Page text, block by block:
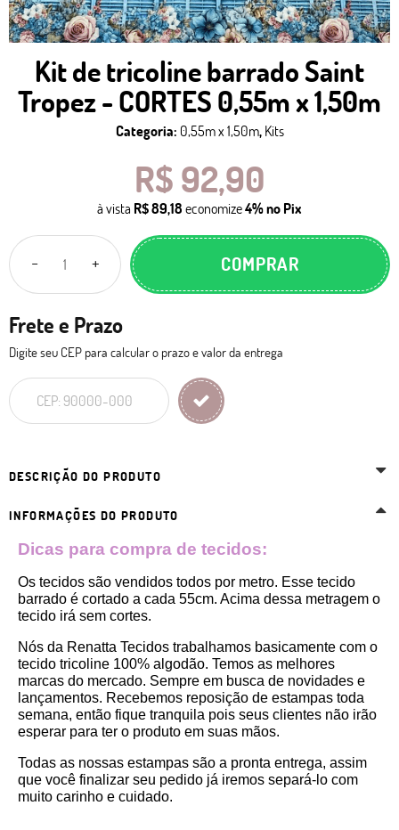
Kit de tricoline barrado Saint
Tropez - CORTES 0,55m x 1,50m
Categoria: 0,55m x 1,50m, Kits
R$ 92,90
à vista R$ 89,18 economize4%no Pix
COMPRAR
Frete e Prazo
Digite seu CEP para calcular o prazo e valor da entrega
DESCRIÇÃO DO PRODUTO
INFORMAÇÕES DO PRODUTO
Dicas para compra de tecidos:
Os tecidos são vendidos todos por metro. Esse tecido
barrado é cortado a cada 55cm. Acima dessa metragem o
tecido irá sem cortes.
Nós da Renatta Tecidos trabalhamos basicamente com o
tecido tricoline 100% algodão. Temos as melhores
marcas do mercado. Sempre em busca de novidades e
lançamentos. Recebemos reposição de estampas toda
semana, então fique tranquila pois seus clientes não irão
esperar para ter o produto em suas mãos.
Todas as nossas estampas são a pronta entrega, assim
que você finalizar seu pedido já iremos separá-lo com
muito carinho e cuidado.